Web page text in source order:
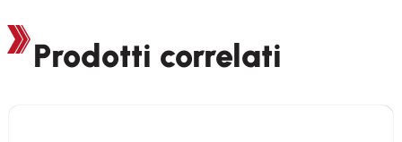
Prodotti correlati